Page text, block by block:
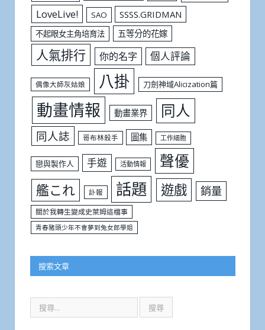
LoveLive! SAO SSSS.GRIDMAN
不起眼女主角培育法 五等分的花嫁
人氣排行 你的名字 個人評論
偶像大師灰姑娘 八掛 刀劍神域Alicization篇
動畫情報 動畫業界 同人
同人誌 哥布林殺手 圖集 工作細胞
戀與製作人 手遊 活動情報 聲優
艦これ 訃報 話題 遊戲 銷量
關於我轉生變成史萊姆這檔事
青春豬頭少年不會夢到兔女郎學姐
搜索文章